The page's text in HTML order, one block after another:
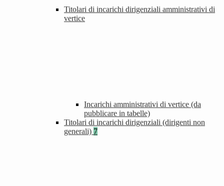
Titolari di incarichi dirigenziali amministrativi di
vertice
Incarichi amministrativi di vertice (da
pubblicare in tabelle)
Titolari di incarichi dirigenziali (dirigenti non
generali) 7